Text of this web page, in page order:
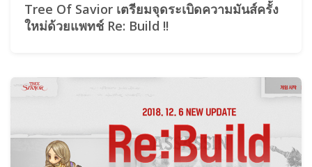
Tree Of Savior เตรียมจุดระเบิดความมันส์ครั้ง
ใหม่ด้วยแพทช์ Re: Build !!